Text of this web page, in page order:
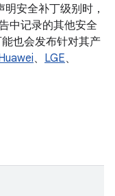
安全补丁级别时，
中记录的其他安全
也会发布针对其产
、 LGE、